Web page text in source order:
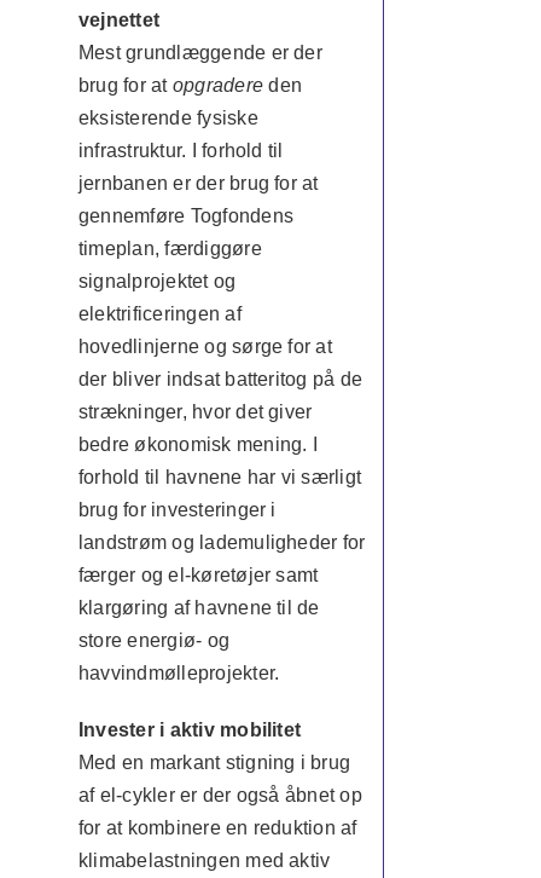
vejnettet
Mest grundlæggende er der
brug for at opgradere den
eksisterende fysiske
infrastruktur. I forhold til
jernbanen er der brug for at
gennemføre Togfondens
timeplan, færdiggøre
signalprojektet og
elektrificeringen af
hovedlinjerne og sørge for at
der bliver indsat batteritog på de
strækninger, hvor det giver
bedre økonomisk mening. I
forhold til havnene har vi særligt
brug for investeringer i
landstrøm og lademuligheder for
færger og el-køretøjer samt
klargøring af havnene til de
store energiø- og
havvindmølleprojekter.
Invester i aktiv mobilitet
Med en markant stigning i brug
af el-cykler er der også åbnet op
for at kombinere en reduktion af
klimabelastningen med aktiv